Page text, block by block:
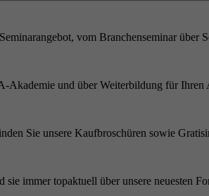
vom Branchenseminar über
Akademie und über Weiterbildung für Ihren
Sie unsere Kaufbroschüren sowie
immer topaktuell über unsere neuesten